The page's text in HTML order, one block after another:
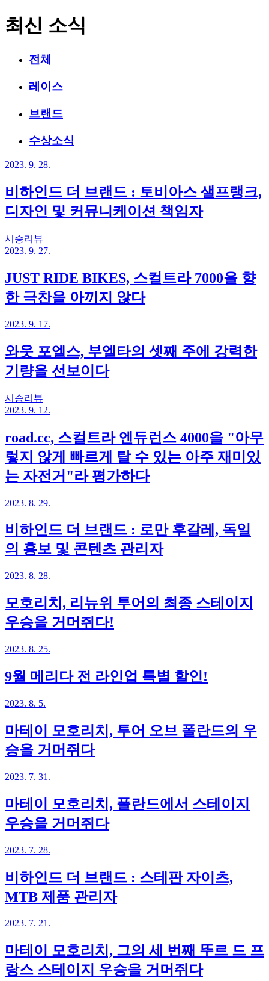
최신 소식
전체
레이스
브랜드
수상소식
2023. 9. 28.
비하인드 더 브랜드 : 토비아스 샐프랭크,
디자인 및 커뮤니케이션 책임자
시승리뷰
2023. 9. 27.
JUST RIDE BIKES, 스컬트라 7000을 향
한 극찬을 아끼지 않다
2023. 9. 17.
와웃 포엘스, 부엘타의 셋째 주에 강력한
기량을 선보이다
시승리뷰
2023. 9. 12.
road.cc, 스컬트라 엔듀런스 4000을 "아무
렇지 않게 빠르게 탈 수 있는 아주 재미있
는 자전거"라 평가하다
2023. 8. 29.
비하인드 더 브랜드 : 로만 후갈레, 독일
의 홍보 및 콘텐츠 관리자
2023. 8. 28.
모호리치, 리뉴위 투어의 최종 스테이지
우승을 거머쥐다!
2023. 8. 25.
9월 메리다 전 라인업 특별 할인!
2023. 8. 5.
마테이 모호리치, 투어 오브 폴란드의 우
승을 거머쥐다
2023. 7. 31.
마테이 모호리치, 폴란드에서 스테이지
우승을 거머쥐다
2023. 7. 28.
비하인드 더 브랜드 : 스테판 자이츠,
MTB 제품 관리자
2023. 7. 21.
마테이 모호리치, 그의 세 번째 뚜르 드 프
랑스 스테이지 우승을 거머쥐다